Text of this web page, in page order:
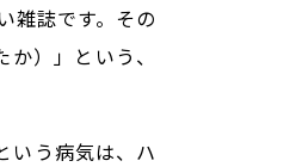
雑誌です。その
）」という、
いう病気は、ハ